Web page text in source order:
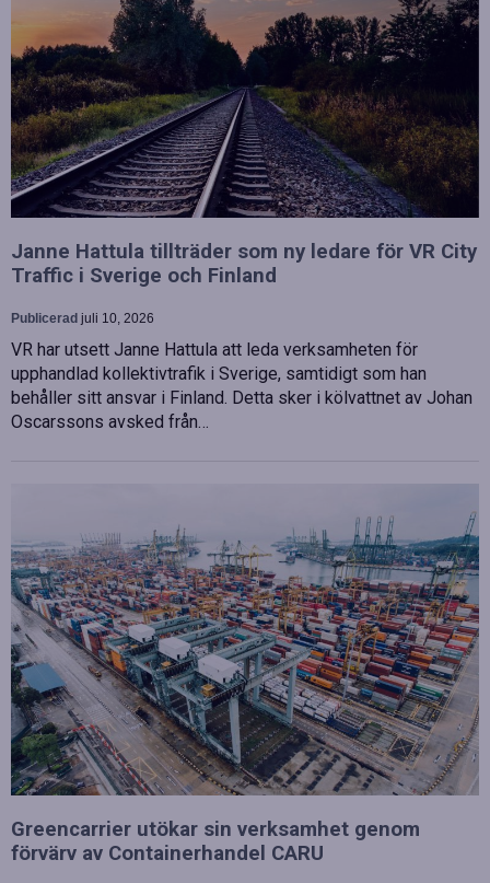
Janne Hattula tillträder som ny ledare för VR City
Traffic i Sverige och Finland
Publicerad juli 10, 2026
VR har utsett Janne Hattula att leda verksamheten för
upphandlad kollektivtrafik i Sverige, samtidigt som han
behåller sitt ansvar i Finland. Detta sker i kölvattnet av Johan
Oscarssons avsked från…
Greencarrier utökar sin verksamhet genom
förvärv av Containerhandel CARU